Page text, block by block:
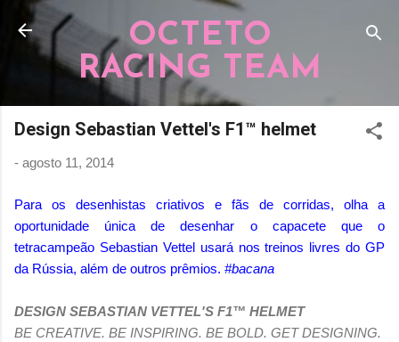
Pular para o conteúdo principal
OCTETO
RACING TEAM
Design Sebastian Vettel's F1™ helmet
- agosto 11, 2014
Para os desenhistas criativos e fãs de corridas, olha a
oportunidade única de desenhar o capacete que o
tetracampeão Sebastian Vettel usará nos treinos livres do GP
da Rússia, além de outros prêmios. #bacana
DESIGN SEBASTIAN VETTEL'S F1™ HELMET
BE CREATIVE. BE INSPIRING. BE BOLD. GET DESIGNING.